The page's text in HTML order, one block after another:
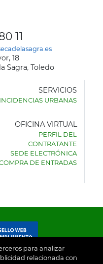
para analizar
relacionada con
11
18
Sagra, Toledo
SERVICIOS
INCIDENCIAS URBANAS
OFICINA VIRTUAL
PERFIL DEL
CONTRATANTE
SEDE ELECTRÓNICA
DE ENTRADAS